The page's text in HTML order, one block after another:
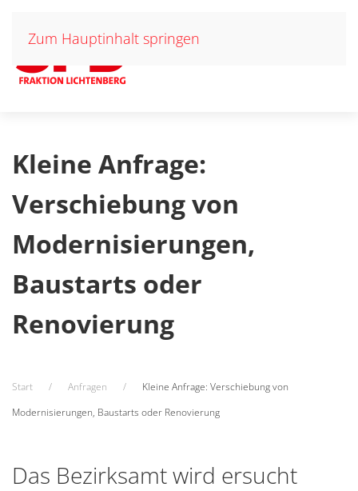
Zum Hauptinhalt springen
Kleine Anfrage:
Verschiebung von
Modernisierungen,
Baustarts oder
Renovierung
Start Anfragen
Kleine Anfrage: Verschiebung von
Modernisierungen, Baustarts oder Renovierung
Das Bezirksamt wird ersucht